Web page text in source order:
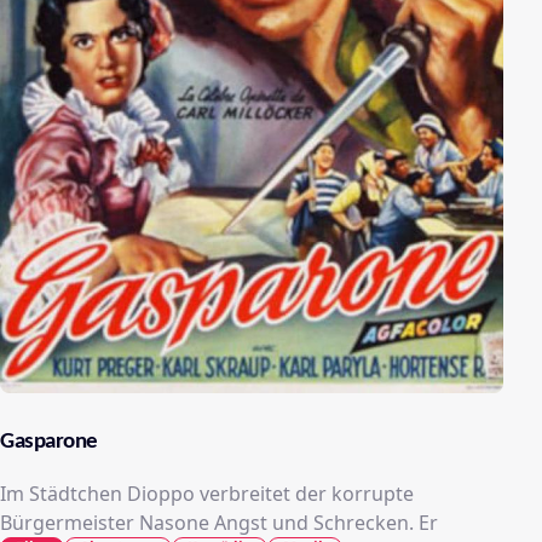
Gasparone
Im Städtchen Dioppo verbreitet der korrupte
Bürgermeister Nasone Angst und Schrecken. Er